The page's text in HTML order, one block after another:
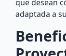
que desean
adaptada a